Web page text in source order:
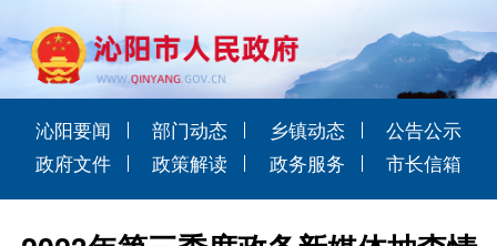
沁阳要闻 部门动态 乡镇动态
公告公示
政府文件
政策解读 政务服务 市长信箱